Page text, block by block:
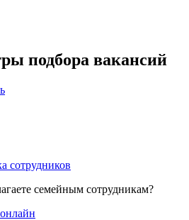
подбора вакансий
сотрудников
семейным сотрудникам?